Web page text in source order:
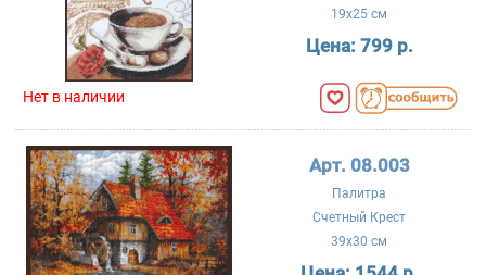
19x25 см
Цена: 799 р.
Нет в наличии
Арт. 08.003
Палитра
Счетный Крест
39x30 см